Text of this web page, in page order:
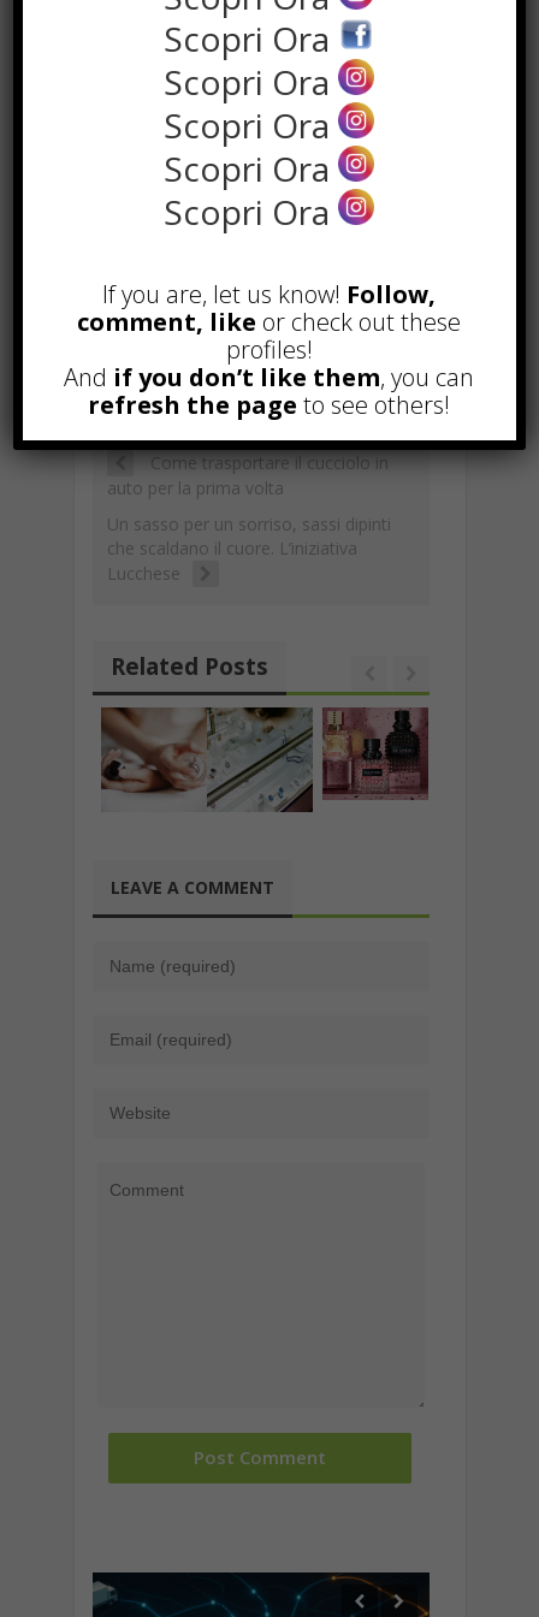
interessata sciogliendo così la
macchia.
Insomma, amanti del bianco, da oggi
in poi potrete dormire sogni
tranquilli!
ac
e
b
o
o
k
h
at
s
A
p
p
el
e
gr
a
m
n
k
e
dI
n
n
a
p
c
h
m
ai
l
E
ai
l
C
o
p
y
Li
n
k
C
o
n
di
vi
di
TAGGED WITH : PULIRE BORSE
Come trasportare il cucciolo in
auto per la prima volta
Un sasso per un sorriso, sassi dipinti
che scaldano il cuore. L’iniziativa
Lucchese
Related Posts
LEAVE A COMMENT
Scopri Ora
Scopri Ora
Scopri Ora
Scopri Ora
Scopri Ora
If you are, let us know! Follow,
comment, like or check out these
profiles!
And if you don’t like them, you can
refresh the page to see others!